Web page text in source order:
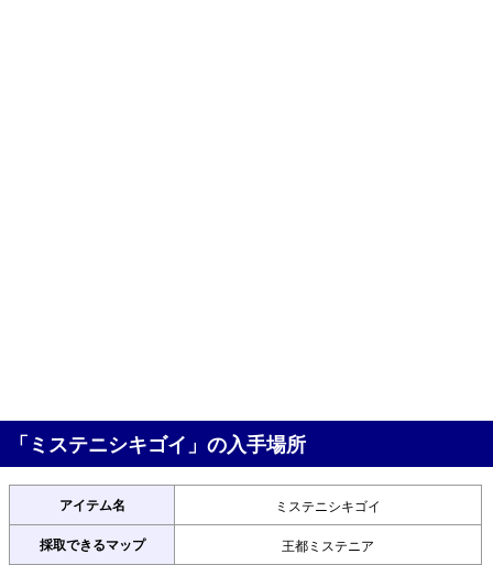
「ミステニシキゴイ」の入手場所
アイテム名 ミステニシキゴイ
採取できるマップ 王都ミステニア